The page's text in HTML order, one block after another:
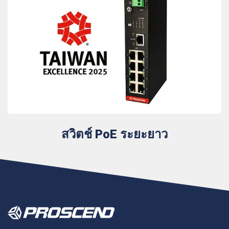
สวิตช์ PoE ระยะยาว